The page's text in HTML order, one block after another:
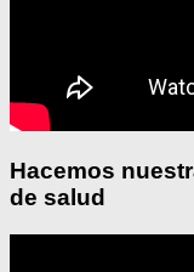
Hacemos
de salud